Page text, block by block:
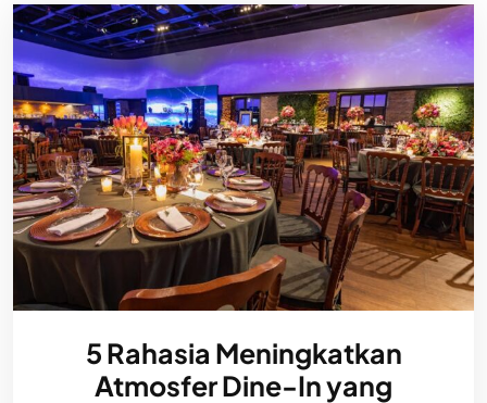
5 Rahasia Meningkatkan
Atmosfer Dine-In yang